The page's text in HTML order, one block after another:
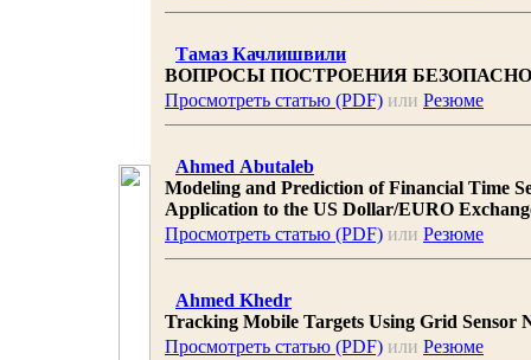
Тамаз Качлишвили
ВОПРОСЫ ПОСТРОЕНИЯ
Просмотреть статью (PDF) или Резюме
Ahmed Abutaleb
Modeling and Prediction of Financial Time
Application to the US Dollar/EURO
Просмотреть статью (PDF) или Резюме
Ahmed Khedr
Tracking Mobile Targets Using Grid Sensor
Просмотреть статью (PDF) или Резюме